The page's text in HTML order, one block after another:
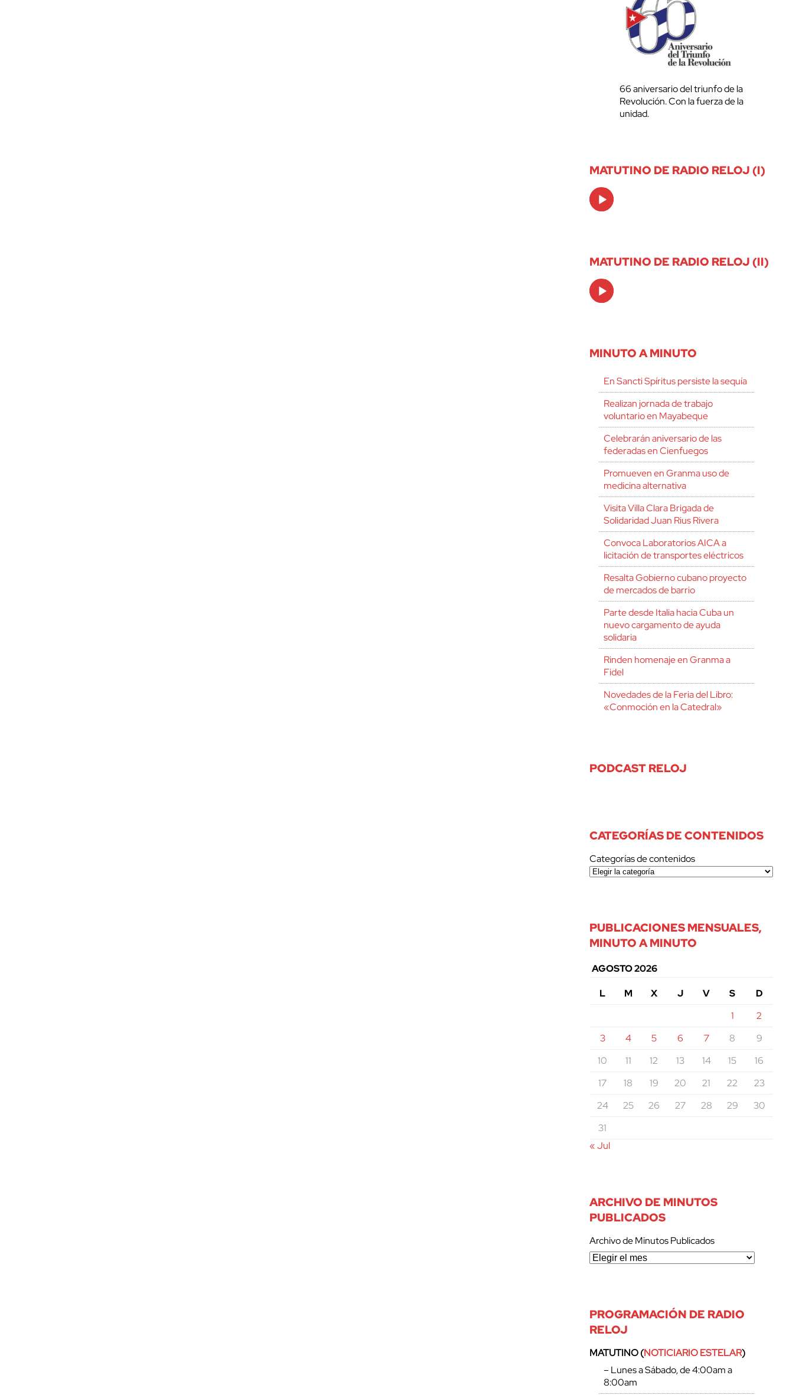
66 aniversario del triunfo de la
Revolución. Con la fuerza de la
unidad.
MATUTINO DE RADIO RELOJ (I)
Audio
Player
MATUTINO DE RADIO RELOJ (II)
Audio
Player
MINUTO A MINUTO
En Sancti Spíritus persiste la sequía
Realizan jornada de trabajo
voluntario en Mayabeque
Celebrarán aniversario de las
federadas en Cienfuegos
Promueven en Granma uso de
medicina alternativa
Visita Villa Clara Brigada de
Solidaridad Juan Rius Rivera
Convoca Laboratorios AICA a
licitación de transportes eléctricos
Resalta Gobierno cubano proyecto
de mercados de barrio
Parte desde Italia hacia Cuba un
nuevo cargamento de ayuda
solidaria
Rinden homenaje en Granma a
Fidel
Novedades de la Feria del Libro:
«Conmoción en la Catedral»
PODCAST RELOJ
CATEGORÍAS DE CONTENIDOS
Categorías de contenidos
PUBLICACIONES MENSUALES,
MINUTO A MINUTO
AGOSTO 2026
L
M X J V S
D
1
2
3
4 5 6 7 8
9
10
11 12 13 14 15
16
17
18 19 20 21 22
23
24
25 26 27 28 29
30
31
« Jul
ARCHIVO DE MINUTOS
PUBLICADOS
Archivo de Minutos Publicados
PROGRAMACIÓN DE RADIO
RELOJ
MATUTINO (NOTICIARIO ESTELAR)
– Lunes a Sábado, de 4:00am a
8:00am